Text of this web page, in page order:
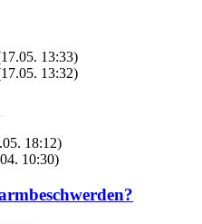
13:33)
13:32)
18:12)
10:30)